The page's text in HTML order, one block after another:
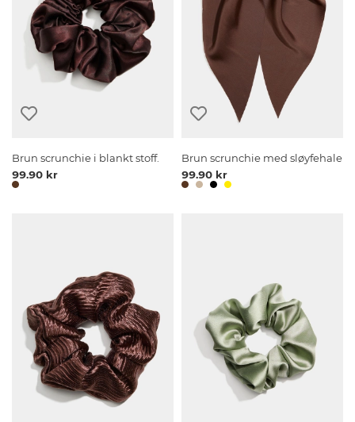
Brun scrunchie i blankt stoff.
99.90 kr
Brun scrunchie med sløyfehale
99.90 kr